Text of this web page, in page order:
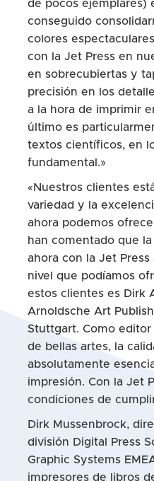
de pocos ejemplares)
conseguido
colores
con la Jet Press en
en sobrecubiertas y
precisión en los
a la hora de imprimir
último es
textos científicos, en
fundamental.»
«Nuestros clientes
variedad y la
ahora podemos
han comentado que
ahora con la Jet Press
nivel que podíamos
estos clientes es Dirk
Arnoldsche Art
Stuttgart. Como
de bellas artes, la
absolutamente
impresión. Con la Jet
condiciones de
Dirk Mussenbrock,
división Digital Press
Graphic Systems
impresores de libros